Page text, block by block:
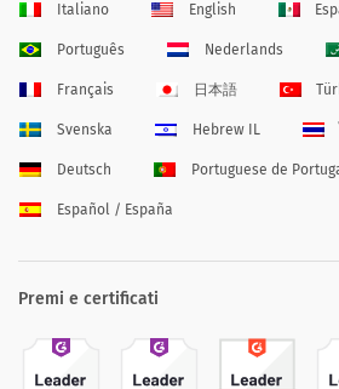
Italiano English
Português Nederlands
Français 日本語
Svenska Hebrew IL
Deutsch Portuguese de
Español / España
Premi e certificati